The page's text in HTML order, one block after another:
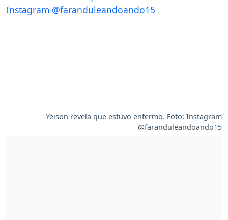
Yeison revela que estuvo enfermo. Foto: Instagram
@faranduleandoando15